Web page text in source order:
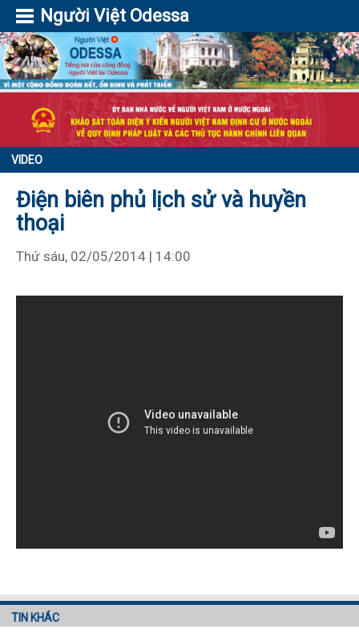
Người Việt Odessa
VIDEO
Điện biên phủ lịch sử và huyền
thoại
Thứ sáu, 02/05/2014 | 14:00
TIN KHÁC